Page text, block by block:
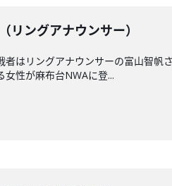
リングアナウンサー）
はリングアナウンサーの富山智
性が麻布台NWAに登...